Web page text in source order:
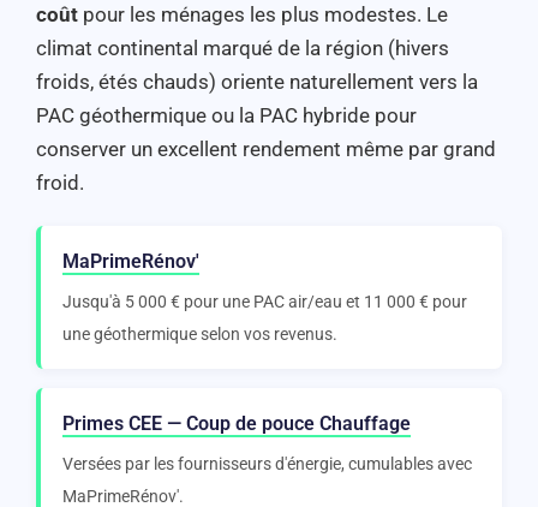
coût pour les ménages les plus modestes. Le
climat continental marqué de la région (hivers
froids, étés chauds) oriente naturellement vers la
PAC géothermique ou la PAC hybride pour
conserver un excellent rendement même par grand
froid.
MaPrimeRénov'
Jusqu'à 5 000 € pour une PAC air/eau et 11 000 € pour
une géothermique selon vos revenus.
Primes CEE — Coup de pouce Chauffage
Versées par les fournisseurs d'énergie, cumulables avec
MaPrimeRénov'.